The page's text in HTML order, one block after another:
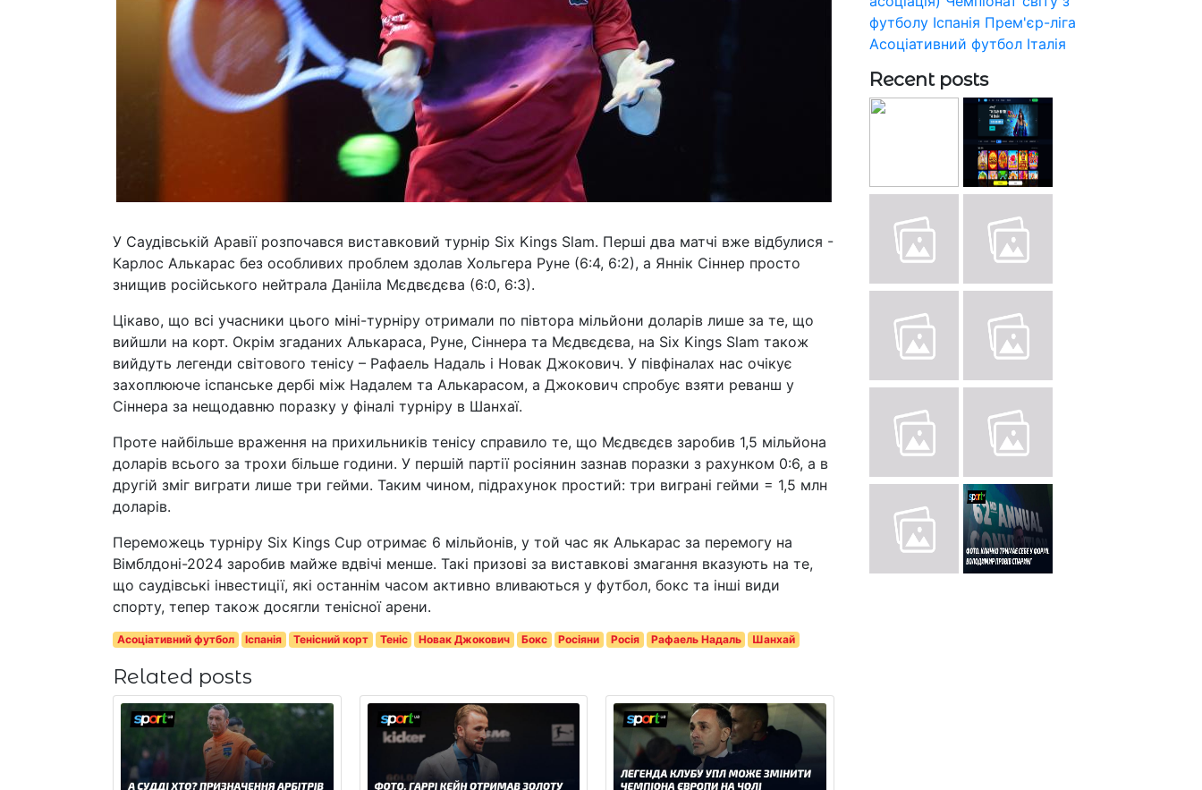
У Саудівській Аравії розпочався виставковий турнір Six Kings Slam. Перші два матчі вже відбулися -
Карлос Алькарас без особливих проблем здолав Хольгера Руне (6:4, 6:2), а Яннік Сіннер просто
знищив російського нейтрала Данііла Мєдвєдєва (6:0, 6:3).
Цікаво, що всі учасники цього міні-турніру отримали по півтора мільйони доларів лише за те, що
вийшли на корт. Окрім згаданих Алькараса, Руне, Сіннера та Мєдвєдєва, на Six Kings Slam також
вийдуть легенди світового тенісу – Рафаель Надаль і Новак Джокович. У півфіналах нас очікує
захоплююче іспанське дербі між Надалем та Алькарасом, а Джокович спробує взяти реванш у
Сіннера за нещодавню поразку у фіналі турніру в Шанхаї.
Проте найбільше враження на прихильників тенісу справило те, що Мєдвєдєв заробив 1,5 мільйона
доларів всього за трохи більше години. У першій партії росіянин зазнав поразки з рахунком 0:6, а в
другій зміг виграти лише три гейми. Таким чином, підрахунок простий: три виграні гейми = 1,5 млн
доларів.
Переможець турніру Six Kings Cup отримає 6 мільйонів, у той час як Алькарас за перемогу на
Вімблдоні-2024 заробив майже вдвічі менше. Такі призові за виставкові змагання вказують на те,
що саудівські інвестиції, які останнім часом активно вливаються у футбол, бокс та інші види
спорту, тепер також досягли тенісної арени.
Асоціативний футбол Іспанія Тенісний корт Теніс Новак Джокович Бокс Росіяни Росія Рафаель Надаль Шанхай
Related posts
футболу Іспанія Прем'єр-ліга
Асоціативний футбол Італія
Recent posts